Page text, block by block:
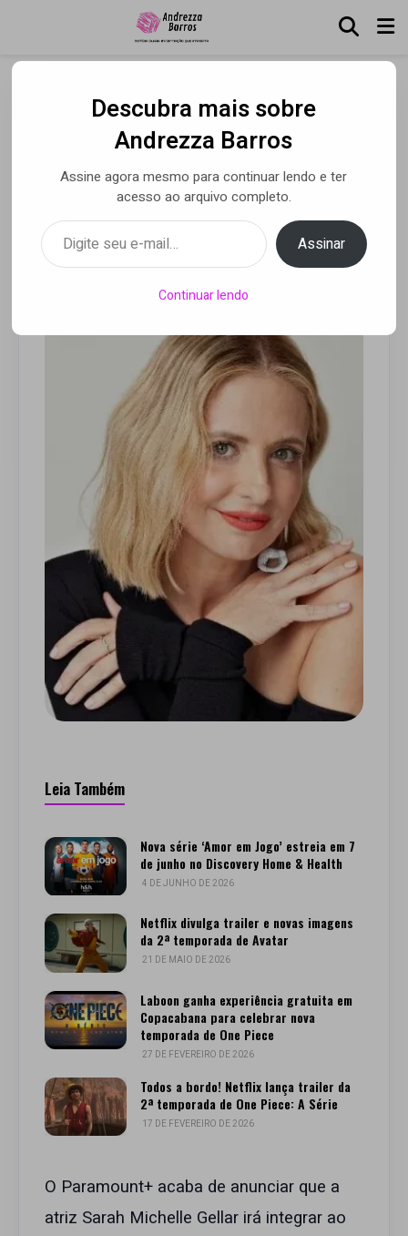
Sarah Michelle Gellar é o
novo nome do elenco de
Dexter: Pecado Original
Por Andrezza Barros• 28 jun 2024
Leia Também
Nova série ‘Amor em Jogo’ estreia em 7
de junho no Discovery Home & Health
4 DE JUNHO DE 2026
Netflix divulga trailer e novas imagens
da 2ª temporada de Avatar
21 DE MAIO DE 2026
Laboon ganha experiência gratuita em
Copacabana para celebrar nova
temporada de One Piece
27 DE FEVEREIRO DE 2026
Todos a bordo! Netflix lança trailer da
2ª temporada de One Piece: A Série
17 DE FEVEREIRO DE 2026
O Paramount+ acaba de anunciar que a
atriz Sarah Michelle Gellar irá integrar ao
Descubra mais sobre
Andrezza Barros
Assine agora mesmo para continuar lendo e ter
acesso ao arquivo completo.
Digite seu e-mail…
Assinar
Continuar lendo